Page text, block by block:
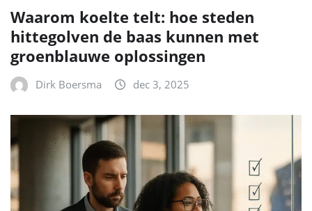
Waarom koelte telt: hoe steden
hittegolven de baas kunnen met
groenblauwe oplossingen
Dirk Boersma dec 3, 2025